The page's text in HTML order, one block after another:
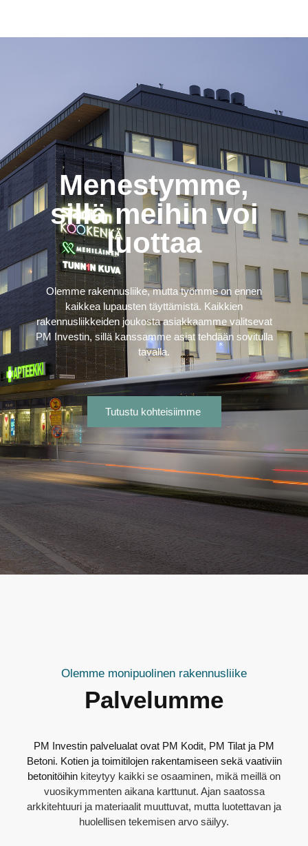
Menestymme,
sillä meihin voi
luottaa
Olemme rakennusliike, mutta työmme on ennen
kaikkea lupausten täyttämistä. Kaikkien
rakennusliikkeiden joukosta asiakkaamme valitsevat
PM Investin, sillä kanssamme asiat tehdään sovitulla
tavalla.
Tutustu kohteisiimme
Olemme monipuolinen rakennusliike
Palvelumme
PM Investin palvelualat ovat PM Kodit, PM Tilat ja PM
Betoni. Kotien ja toimitilojen rakentamiseen sekä vaativiin
betonitöihin kiteytyy kaikki se osaaminen, mikä meillä on
vuosikymmenten aikana karttunut. Ajan saatossa
arkkitehtuuri ja materiaalit muuttuvat, mutta luotettavan ja
huolellisen tekemisen arvo säilyy.